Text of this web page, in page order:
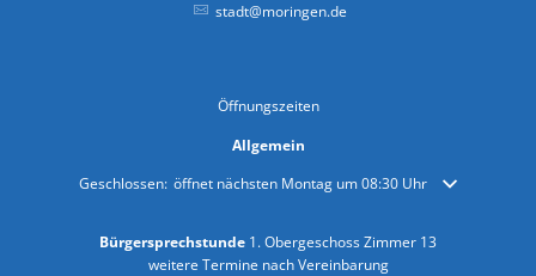
stadt@moringen.de
Öffnungszeiten
Allgemein
Klicken, um weitere Öffnungs- oder Schließzeiten auszublenden
Geschlossen: öffnet nächsten Montag um 08:30 Uhr
Bürgersprechstunde 1. Obergeschoss Zimmer 13
weitere Termine nach Vereinbarung